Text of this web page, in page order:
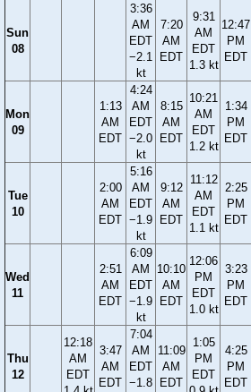
Sun
08
3:36
AM
EDT
−2.1
kt
7:20
AM
EDT
9:31
AM
EDT
1.3 kt
12:47
PM
EDT
Mon
09
1:13
AM
EDT
4:24
AM
EDT
−2.0
kt
8:15
AM
EDT
10:21
AM
EDT
1.2 kt
1:34
PM
EDT
Tue
10
2:00
AM
EDT
5:16
AM
EDT
−1.9
kt
9:12
AM
EDT
11:12
AM
EDT
1.1 kt
2:25
PM
EDT
Wed
11
2:51
AM
EDT
6:09
AM
EDT
−1.9
kt
10:10
AM
EDT
12:06
PM
EDT
1.0 kt
3:23
PM
EDT
Thu
12
12:18
AM
EDT
3:47
AM
EDT
7:04
AM
EDT
−1.8
11:09
AM
EDT
1:05
PM
EDT
4:25
PM
EDT